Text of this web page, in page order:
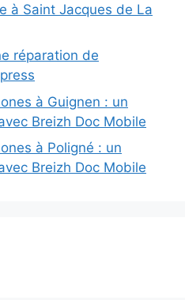
à Saint Jacques de La
réparation de
à Guignen : un
Breizh Doc Mobile
à Poligné : un
Breizh Doc Mobile